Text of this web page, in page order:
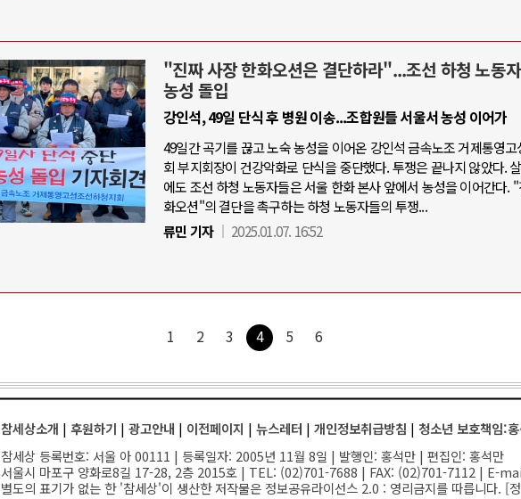
"진짜 사장 한화오션은 결단하라"...조선 하청 노동
농성 돌입
강인석, 49일 단식 후 병원 이송...조합원들 서울서 농성 이어가
49일간 곡기를 끊고 노숙 농성을 이어온 강인석 금속노조 거제통영
회 부지회장이 건강악화로 단식을 중단했다. 투쟁은 끝나지 않았다.
에도 조선 하청 노동자들은 서울 한화 본사 앞에서 농성을 이어간다.
화오션"의 결단을 촉구하는 하청 노동자들의 투쟁...
류민 기자
2025.01.07. 16:52
1 2 3 4 5 6
참세상소개 | 후원하기 | 광고안내 | 이전페이지 | 뉴스레터 | 개인정보취급방침 | 청소년 보호책임:
참세상 등록번호: 서울 아 00111 | 등록일자: 2005년 11월 8일 | 발행인: 홍석만 | 편집인: 홍석만
서울시 마포구 양화로8길 17-28, 2층 2015호 | TEL: (02)701-7688 | FAX: (02)701-7112 | E-
별도의 표기가 없는 한 '참세상'이 생산한 저작물은 정보공유라이선스 2.0 : 영리금지를 따릅니다. [